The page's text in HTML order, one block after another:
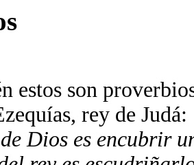
estos son
rey de Judá:
Dios es encubrir